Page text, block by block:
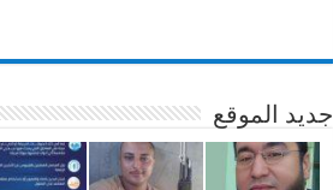
جديد الموقع